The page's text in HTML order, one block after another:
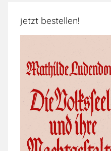
jetzt bestellen!